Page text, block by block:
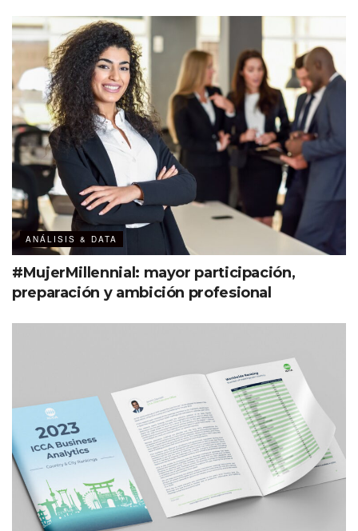
ANÁLISIS & DATA
#MujerMillennial: mayor participación,
preparación y ambición profesional